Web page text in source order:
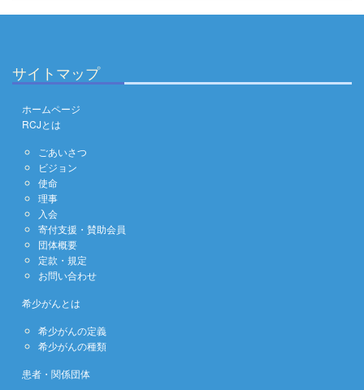
サイトマップ
ホームページ
RCJとは
ごあいさつ
ビジョン
使命
理事
入会
寄付支援・賛助会員
団体概要
定款・規定
お問い合わせ
希少がんとは
希少がんの定義
希少がんの種類
患者・関係団体